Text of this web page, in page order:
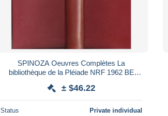
SPINOZA Oeuvres Complètes La
bibliothèque de la Pléiade NRF 1962 BE
± $46.22
Status Private individual